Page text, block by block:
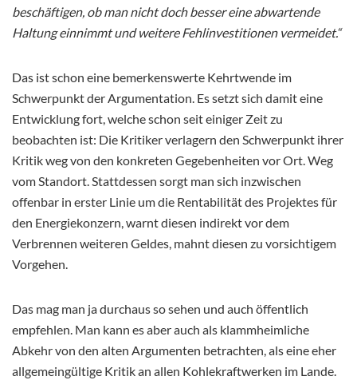
beschäftigen, ob man nicht doch besser eine abwartende
Haltung einnimmt und weitere Fehlinvestitionen vermeidet.“
Das ist schon eine bemerkenswerte Kehrtwende im
Schwerpunkt der Argumentation. Es setzt sich damit eine
Entwicklung fort, welche schon seit einiger Zeit zu
beobachten ist: Die Kritiker verlagern den Schwerpunkt ihrer
Kritik weg von den konkreten Gegebenheiten vor Ort. Weg
vom Standort. Stattdessen sorgt man sich inzwischen
offenbar in erster Linie um die Rentabilität des Projektes für
den Energiekonzern, warnt diesen indirekt vor dem
Verbrennen weiteren Geldes, mahnt diesen zu vorsichtigem
Vorgehen.
Das mag man ja durchaus so sehen und auch öffentlich
empfehlen. Man kann es aber auch als klammheimliche
Abkehr von den alten Argumenten betrachten, als eine eher
allgemeingültige Kritik an allen Kohlekraftwerken im Lande.